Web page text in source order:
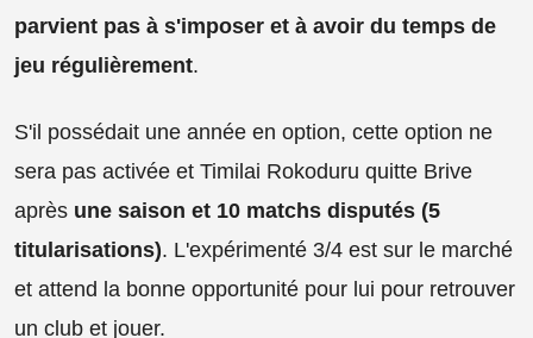
parvient pas à s'imposer et à avoir du temps de
jeu régulièrement.
S'il possédait une année en option, cette option ne
sera pas activée et Timilai Rokoduru quitte Brive
après une saison et 10 matchs disputés (5
titularisations). L'expérimenté 3/4 est sur le marché
et attend la bonne opportunité pour lui pour retrouver
un club et jouer.